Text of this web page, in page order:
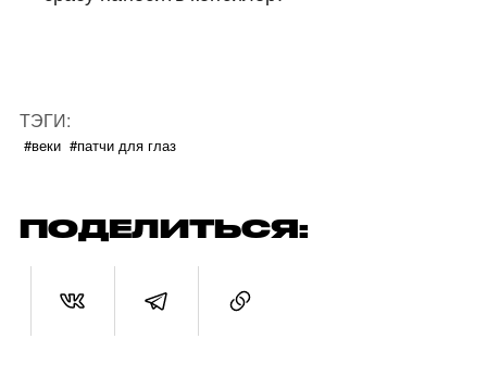
ТЭГИ:
#веки #патчи для глаз
ПОДЕЛИТЬСЯ: